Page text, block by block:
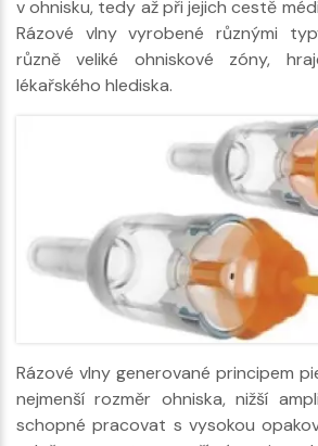
v ohnisku, tedy až při jejich cestě
Rázové vlny vyrobené různými
různě veliké ohniskové zóny,
lékařského hlediska.
Rázové vlny generované principem
nejmenší rozměr ohniska, nižší
schopné pracovat s vysokou